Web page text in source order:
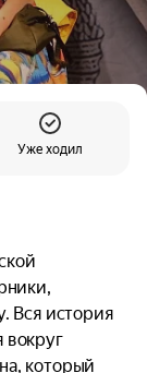
Уже ходил
Вся история
вокруг
который